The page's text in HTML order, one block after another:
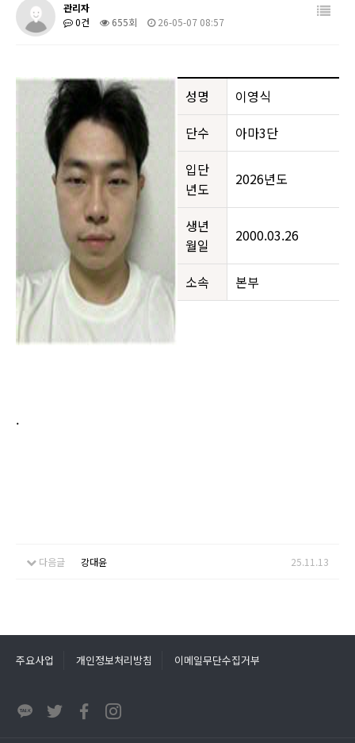
관리자
0건
655회 26-05-07 08:57
성명
이영식
단수
아마3단
입단
년도
2026년도
생년
월일
2000.03.26
소속 본부
.
다음글 강대윤 25.11.13
주요사업 개인정보처리방침 이메일무단수집거부